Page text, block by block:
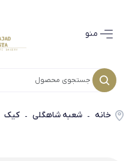
خانه - شعبه شاهگلی - کیک